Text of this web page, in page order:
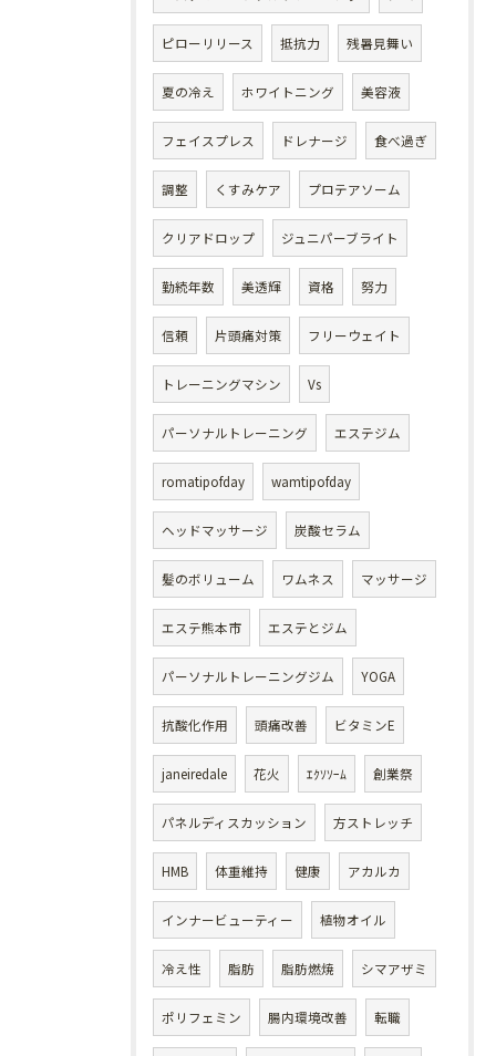
ピローリリース 抵抗力 残暑見舞い
夏の冷え ホワイトニング 美容液
フェイスプレス ドレナージ 食べ過ぎ
調整 くすみケア プロテアソーム
クリアドロップ ジュニパーブライト
勤続年数 美透輝 資格 努力
信頼 片頭痛対策 フリーウェイト
トレーニングマシン Vs
パーソナルトレーニング エステジム
romatipofday wamtipofday
ヘッドマッサージ 炭酸セラム
髪のボリューム ワムネス マッサージ
エステ熊本市 エステとジム
パーソナルトレーニングジム YOGA
抗酸化作用 頭痛改善 ビタミンE
janeiredale 花火 ｴｸｿｿｰﾑ 創業祭
パネルディスカッション 方ストレッチ
HMB 体重維持 健康 アカルカ
インナービューティー 植物オイル
冷え性 脂肪 脂肪燃焼 シマアザミ
ポリフェミン 腸内環境改善 転職